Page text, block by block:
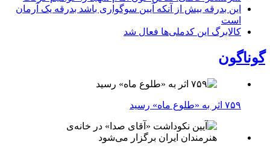
این بدرقه بیش از آنکه آیین سوگواری باشد بدرقه یک آرمان
است
کالابرگ این کدملی‌ها فعال شد
گوناگون
۷۵۹ اثر به «طلوع ماه» رسید